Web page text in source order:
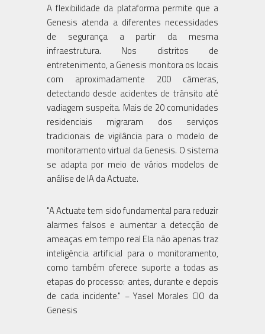
A flexibilidade da plataforma permite que a
Genesis atenda a diferentes necessidades
de segurança a partir da mesma
infraestrutura. Nos distritos de
entretenimento, a Genesis monitora os locais
com aproximadamente 200 câmeras,
detectando desde acidentes de trânsito até
vadiagem suspeita. Mais de 20 comunidades
residenciais migraram dos serviços
tradicionais de vigilância para o modelo de
monitoramento virtual da Genesis. O sistema
se adapta por meio de vários modelos de
análise de IA da Actuate.
"A Actuate tem sido fundamental para reduzir
alarmes falsos e aumentar a detecção de
ameaças em tempo real Ela não apenas traz
inteligência artificial para o monitoramento,
como também oferece suporte a todas as
etapas do processo: antes, durante e depois
de cada incidente." − Yasel Morales CIO da
Genesis